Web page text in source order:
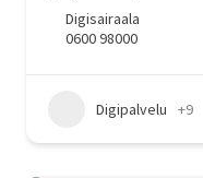
Digisairaala
0600 98000
Digipalvelu +9